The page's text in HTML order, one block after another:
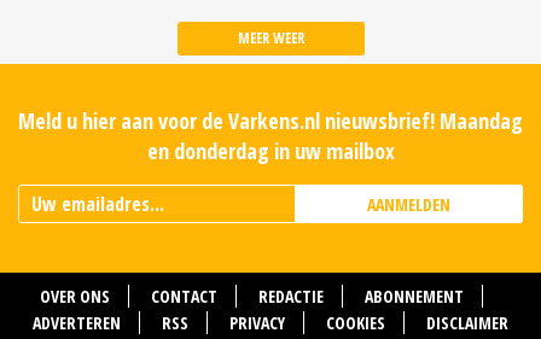
MEER WEER
Meld u hier aan voor de Varkens.nl nieuwsbrief! Maandag
en donderdag in uw mailbox
AANMELDEN
OVER ONS CONTACT REDACTIE
ABONNEMENT
ADVERTEREN
RSS PRIVACY COOKIES DISCLAIMER